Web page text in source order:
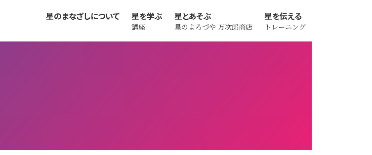
星のまなざしについて 星を学ぶ
講座
星とあそぶ
星のよろづや 万次郎商店
星を伝える
トレーニング